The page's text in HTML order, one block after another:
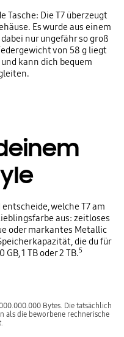
Tasche: Die T7 überzeugt
Es wurde aus einem
nur ungefähr so groß
von 58 g liegt
kann dich bequem
welche T7 am
aus: zeitloses
oder markantes Metallic
die du für
1 TB oder 2 TB.5
Bytes. Die tatsächlich
als die beworbene rechnerische